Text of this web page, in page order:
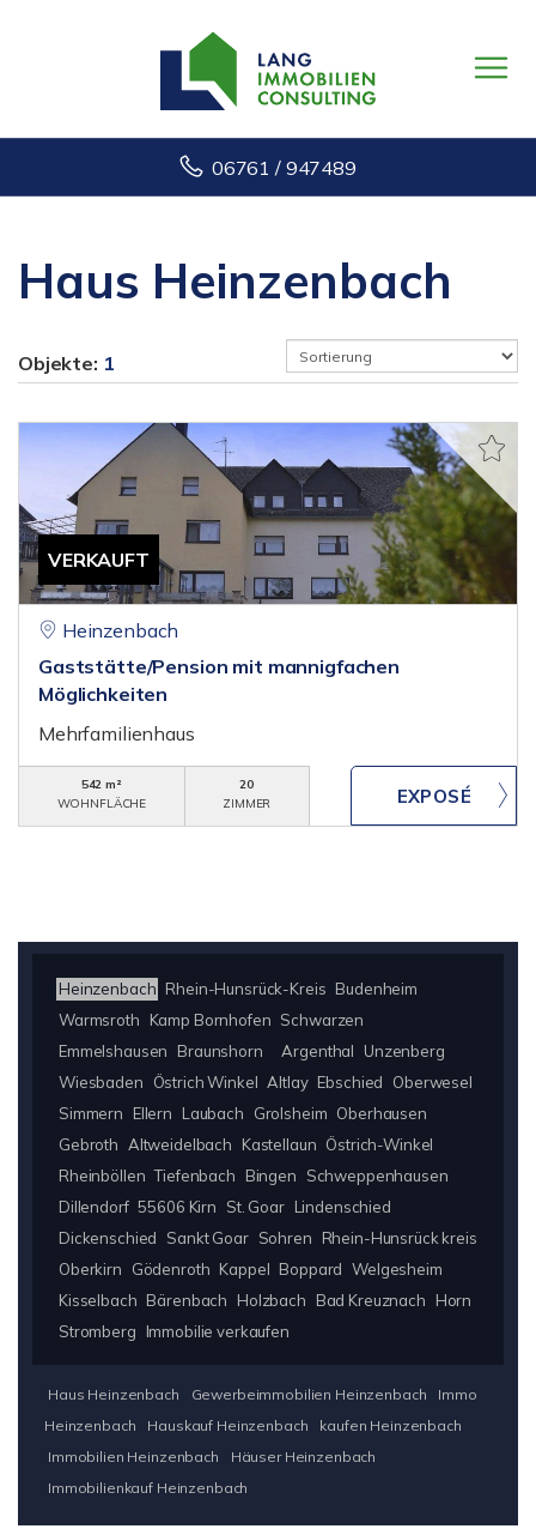
06761 / 947489
Haus Heinzenbach
Objekte: 1
VERKAUFT
Heinzenbach
Gaststätte/Pension mit mannigfachen
Möglichkeiten
Mehrfamilienhaus
542 m²
WOHNFLÄCHE
20
ZIMMER
Heinzenbach Rhein-Hunsrück-Kreis Budenheim
Warmsroth
Kamp Bornhofen Schwarzen
Emmelshausen
Braunshorn Argenthal
Unzenberg
Wiesbaden
Östrich Winkel Altlay Ebschied
Oberwesel
Simmern
Ellern Laubach Grolsheim Oberhausen
Gebroth Altweidelbach Kastellaun Östrich-Winkel
Rheinböllen Tiefenbach Bingen
Schweppenhausen
Dillendorf 55606 Kirn St. Goar Lindenschied
Dickenschied
Sankt Goar Sohren
Rhein-Hunsrück kreis
Oberkirn
Gödenroth Kappel Boppard Welgesheim
Kisselbach Bärenbach Holzbach Bad Kreuznach
Horn
Stromberg
Immobilie verkaufen
Haus Heinzenbach Gewerbeimmobilien Heinzenbach
Immo
Heinzenbach
Hauskauf Heinzenbach
kaufen Heinzenbach
Immobilien Heinzenbach
Häuser Heinzenbach
Immobilienkauf Heinzenbach